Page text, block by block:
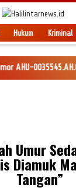
Hukum Kriminal
Umur
Diamuk
Tangan”